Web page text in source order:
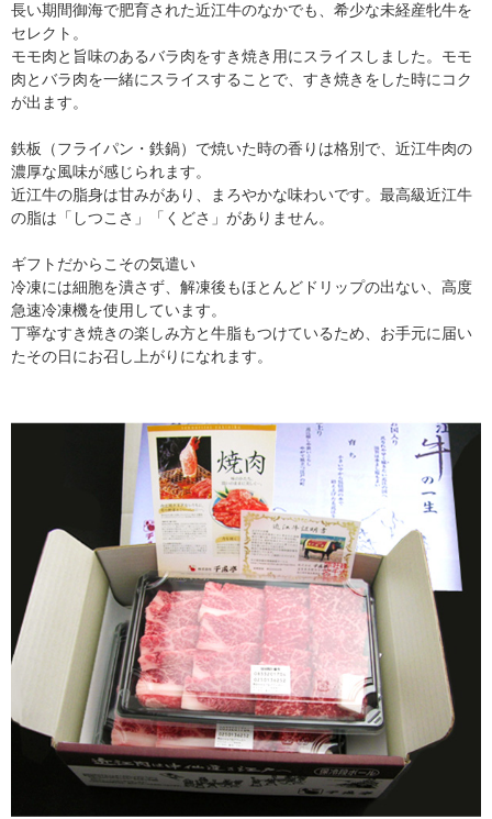
長い期間御海で肥育された近江牛のなかでも、希少な未経産牝牛を
セレクト。
モモ肉と旨味のあるバラ肉をすき焼き用にスライスしました。モモ
肉とバラ肉を一緒にスライスすることで、すき焼きをした時にコク
が出ます。
鉄板（フライパン・鉄鍋）で焼いた時の香りは格別で、近江牛肉の
濃厚な風味が感じられます。
近江牛の脂身は甘みがあり、まろやかな味わいです。最高級近江牛
の脂は「しつこさ」「くどさ」がありません。
ギフトだからこその気遣い
冷凍には細胞を潰さず、解凍後もほとんどドリップの出ない、高度
急速冷凍機を使用しています。
丁寧なすき焼きの楽しみ方と牛脂もつけているため、お手元に届い
たその日にお召し上がりになれます。